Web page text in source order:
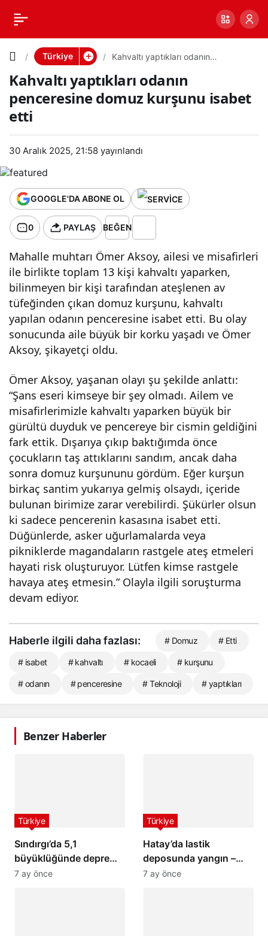
Türkiye
Kahvaltı yaptıkları odanın
etti
Kahvaltı yaptıkları odanın
penceresine domuz kurşunu isabet
etti
30 Aralık 2025, 21:58 yayınlandı
GOOGLE'DA ABONE OL
0 PAYLAŞ BEĞEN
Mahalle muhtarı Ömer Aksoy, ailesi ve misafirleri
ile birlikte toplam 13 kişi kahvaltı yaparken,
bilinmeyen bir kişi tarafından ateşlenen av
tüfeğinden çıkan domuz kurşunu, kahvaltı
yapılan odanın penceresine isabet etti. Bu olay
sonucunda aile büyük bir korku yaşadı ve Ömer
Aksoy, şikayetçi oldu.
Ömer Aksoy, yaşanan olayı şu şekilde anlattı:
“Şans eseri kimseye bir şey olmadı. Ailem ve
misafirlerimizle kahvaltı yaparken büyük bir
gürültü duyduk ve pencereye bir cismin geldiğini
fark ettik. Dışarıya çıkıp baktığımda önce
çocukların taş attıklarını sandım, ancak daha
sonra domuz kurşununu gördüm. Eğer kurşun
birkaç santim yukarıya gelmiş olsaydı, içeride
bulunan birimize zarar verebilirdi. Şükürler olsun
ki sadece pencerenin kasasına isabet etti.
Düğünlerde, asker uğurlamalarda veya
pikniklerde magandaların rastgele ateş etmeleri
hayati risk oluşturuyor. Lütfen kimse rastgele
havaya ateş etmesin.” Olayla ilgili soruşturma
devam ediyor.
Kahvaltı
yaptıkları
odanın
penceres
ine
kurşunu
etti
PAYLAŞ
Haberle ilgili daha fazlası: # Domuz # Etti
# isabet # kahvaltı # kocaeli # kurşunu
# odanın # penceresine # Teknoloji # yaptıkları
Benzer Haberler
Sındırgı’da 5,1
büyüklüğünde deprem:
İstanbul ve İzmir’de de
Türkiye
7 ay önce
Hatay’da lastik
deposunda yangın –
Son Dakika Haberleri
Türkiye
7 ay önce